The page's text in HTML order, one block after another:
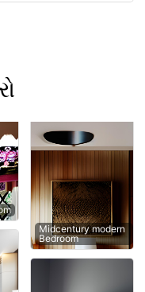
Midcentury modern
Bedroom